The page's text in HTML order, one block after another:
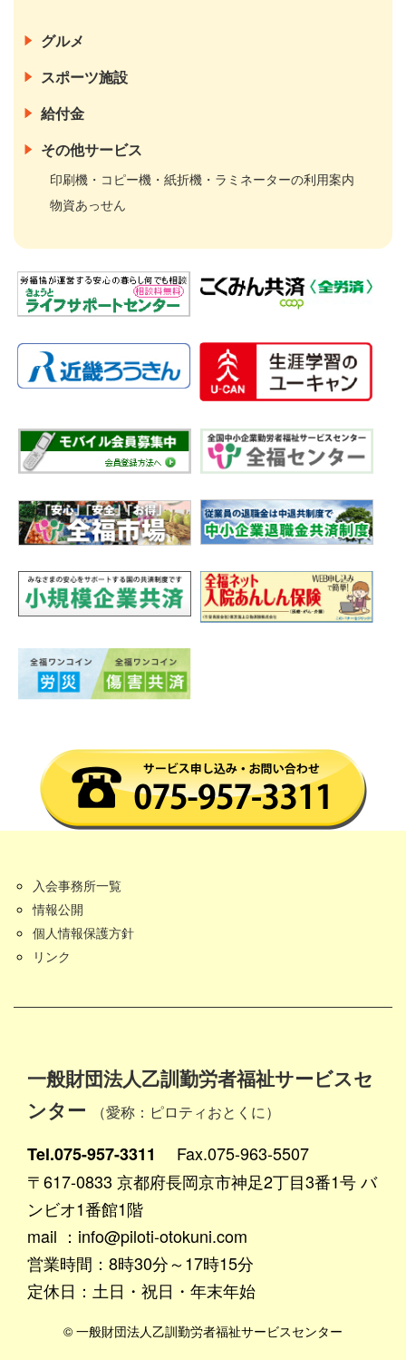
グルメ
スポーツ施設
給付金
その他サービス
印刷機・コピー機・紙折機・ラミネーターの利用案内
物資あっせん
入会事務所一覧
情報公開
個人情報保護方針
リンク
一般財団法人乙訓勤労者福祉サービスセ
ンター
（愛称：ピロティおとくに）
Tel.075-957-3311
Fax.075-963-5507
〒617-0833 京都府長岡京市神足2丁目3番1号 バ
ンビオ1番館1階
mail ：info@piloti-otokuni.com
営業時間：8時30分～17時15分
定休日：土日・祝日・年末年始
© 一般財団法人乙訓勤労者福祉サービスセンター